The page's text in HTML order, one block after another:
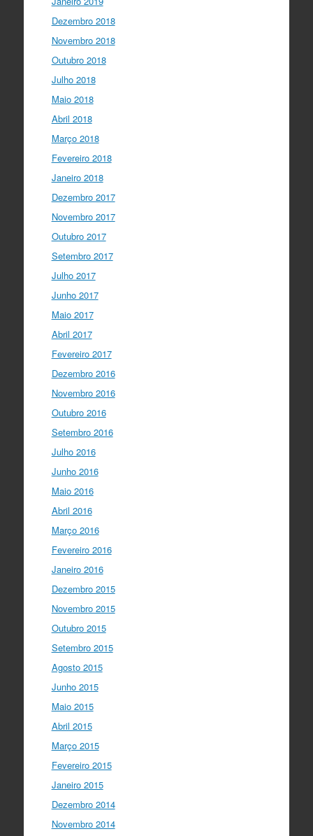
Dezembro 2018
Novembro 2018
Outubro 2018
Julho 2018
Maio 2018
Abril 2018
Março 2018
Fevereiro 2018
Janeiro 2018
Dezembro 2017
Novembro 2017
Outubro 2017
Setembro 2017
Julho 2017
Junho 2017
Maio 2017
Abril 2017
Fevereiro 2017
Dezembro 2016
Novembro 2016
Outubro 2016
Setembro 2016
Julho 2016
Junho 2016
Maio 2016
Abril 2016
Março 2016
Fevereiro 2016
Janeiro 2016
Dezembro 2015
Novembro 2015
Outubro 2015
Setembro 2015
Agosto 2015
Junho 2015
Maio 2015
Abril 2015
Março 2015
Fevereiro 2015
Janeiro 2015
Dezembro 2014
Novembro 2014